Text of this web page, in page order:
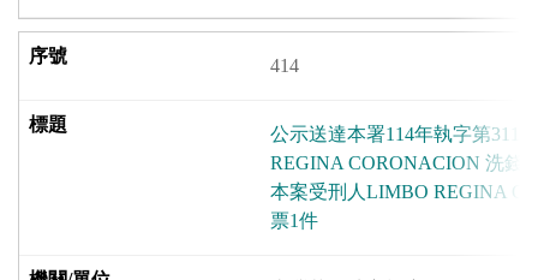
414
公示送達本署114年執字第
REGINA CORONACION 洗錢
本案受刑人LIMBO REGINA
票1件